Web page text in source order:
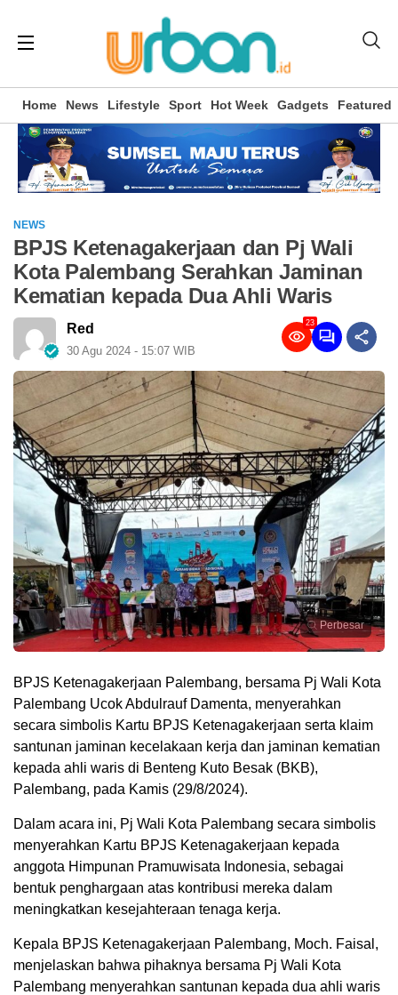
Home News Lifestyle Sport Hot Week Gadgets Featured
NEWS
BPJS Ketenagakerjaan dan Pj Wali
Kota Palembang Serahkan Jaminan
Kematian kepada Dua Ahli Waris
Red
30 Agu 2024 - 15:07 WIB
23
Perbesar
BPJS Ketenagakerjaan Palembang, bersama Pj Wali Kota
Palembang Ucok Abdulrauf Damenta, menyerahkan
secara simbolis Kartu BPJS Ketenagakerjaan serta klaim
santunan jaminan kecelakaan kerja dan jaminan kematian
kepada ahli waris di Benteng Kuto Besak (BKB),
Palembang, pada Kamis (29/8/2024).
Dalam acara ini, Pj Wali Kota Palembang secara simbolis
menyerahkan Kartu BPJS Ketenagakerjaan kepada
anggota Himpunan Pramuwisata Indonesia, sebagai
bentuk penghargaan atas kontribusi mereka dalam
meningkatkan kesejahteraan tenaga kerja.
Kepala BPJS Ketenagakerjaan Palembang, Moch. Faisal,
menjelaskan bahwa pihaknya bersama Pj Wali Kota
Palembang menyerahkan santunan kepada dua ahli waris